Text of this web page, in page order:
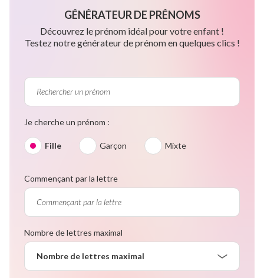
GÉNÉRATEUR DE PRÉNOMS
Découvrez le prénom idéal pour votre enfant !
Testez notre générateur de prénom en quelques clics !
Je cherche un prénom :
Fille Garçon Mixte
Commençant par la lettre
Nombre de lettres maximal
Nombre de lettres maximal